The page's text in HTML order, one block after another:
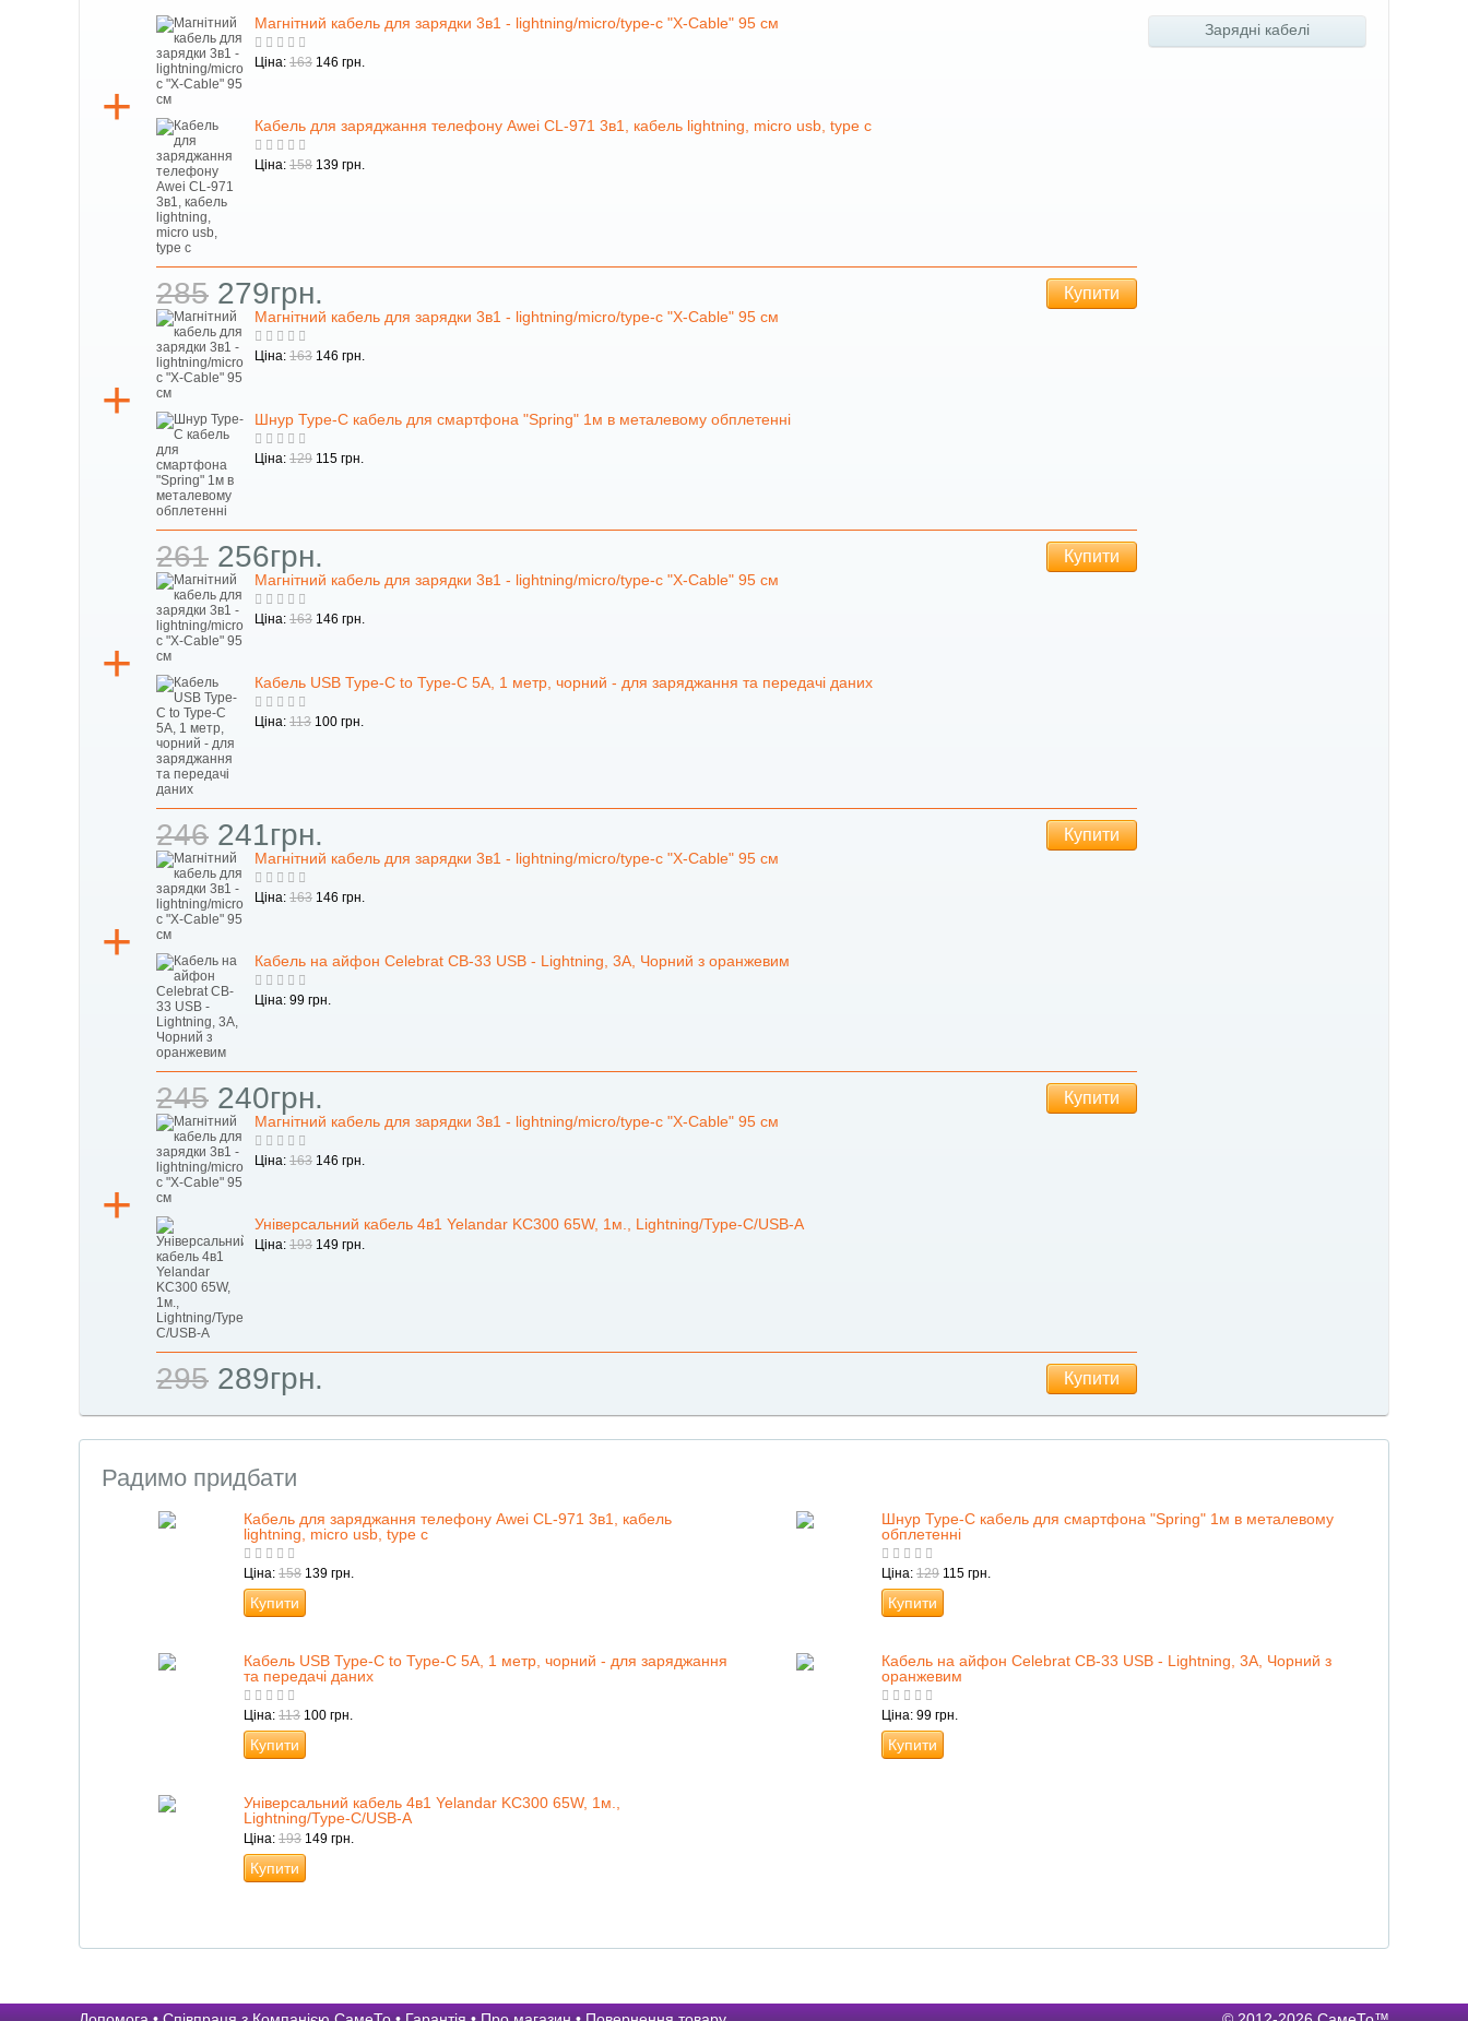
Магнітний кабель для зарядки 3в1 - lightning/micro/type-c "X-Cable" 95 см
Ціна: 163 146 грн.
Кабель для заряджання телефону Awei CL-971 3в1, кабель lightning, micro usb, type c
Ціна: 158 139 грн.
285 279грн. Купити
Магнітний кабель для зарядки 3в1 - lightning/micro/type-c "X-Cable" 95 см
Ціна: 163 146 грн.
Шнур Type-C кабель для смартфона "Spring" 1м в металевому обплетенні
Ціна: 129 115 грн.
261 256грн. Купити
Магнітний кабель для зарядки 3в1 - lightning/micro/type-c "X-Cable" 95 см
Ціна: 163 146 грн.
Кабель USB Type-C to Type-C 5А, 1 метр, чорний - для заряджання та передачі даних
Ціна: 113 100 грн.
246 241грн. Купити
Магнітний кабель для зарядки 3в1 - lightning/micro/type-c "X-Cable" 95 см
Ціна: 163 146 грн.
Кабель на айфон Celebrat CB-33 USB - Lightning, 3А, Чорний з оранжевим
Ціна: 99 грн.
245 240грн. Купити
Магнітний кабель для зарядки 3в1 - lightning/micro/type-c "X-Cable" 95 см
Ціна: 163 146 грн.
Універсальний кабель 4в1 Yelandar KC300 65W, 1м., Lightning/Type-C/USB-A
Ціна: 193 149 грн.
295 289грн. Купити
Зарядні кабелі
Радимо придбати
Кабель для заряджання телефону Awei CL-971 3в1, кабель
lightning, micro usb, type c
Ціна: 158 139 грн.
Купити
Шнур Type-C кабель для смартфона "Spring" 1м в металевому
обплетенні
Ціна: 129 115 грн.
Купити
Кабель USB Type-C to Type-C 5А, 1 метр, чорний - для заряджання
та передачі даних
Ціна: 113 100 грн.
Купити
Кабель на айфон Celebrat CB-33 USB - Lightning, 3А, Чорний з
оранжевим
Ціна: 99 грн.
Купити
Універсальний кабель 4в1 Yelandar KC300 65W, 1м.,
Lightning/Type-C/USB-A
Ціна: 193 149 грн.
Купити